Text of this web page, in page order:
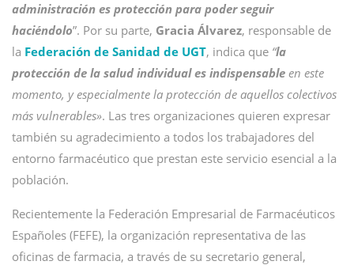
administración es protección para poder seguir
haciéndolo”. Por su parte, Gracia Álvarez, responsable de
la Federación de Sanidad de UGT, indica que “la
protección de la salud individual es indispensable en este
momento, y especialmente la protección de aquellos colectivos
más vulnerables». Las tres organizaciones quieren expresar
también su agradecimiento a todos los trabajadores del
entorno farmacéutico que prestan este servicio esencial a la
población.
Recientemente la Federación Empresarial de Farmacéuticos
Españoles (FEFE), la organización representativa de las
oficinas de farmacia, a través de su secretario general,